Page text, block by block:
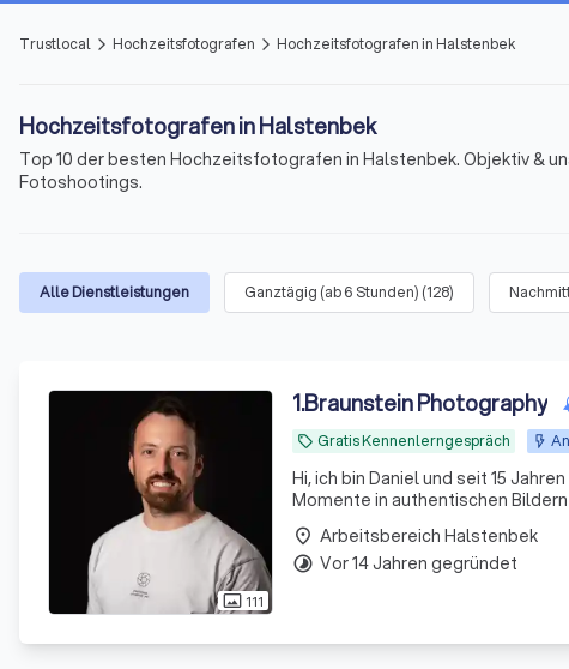
Trustlocal arrow_forward_ios Hochzeitsfotografen arrow_forward_ios Hochzeitsfotografen in Halstenbek
Hochzeitsfotografen in Halstenbek
Top 10 der besten Hochzeitsfotografen in Halstenbek. Objektiv &
Fotoshootings.
Alle Dienstleistungen Ganztägig (ab 6 Stunden) (128)
photo_size_select_actual 111
1.Braunstein Photography
local_offer Gratis Kennenlerngespräch
Hi, ich bin Daniel und seit 15
Momente in authentischen
place Arbeitsbereich Halstenbek
timelapse Vor 14 Jahren gegründet